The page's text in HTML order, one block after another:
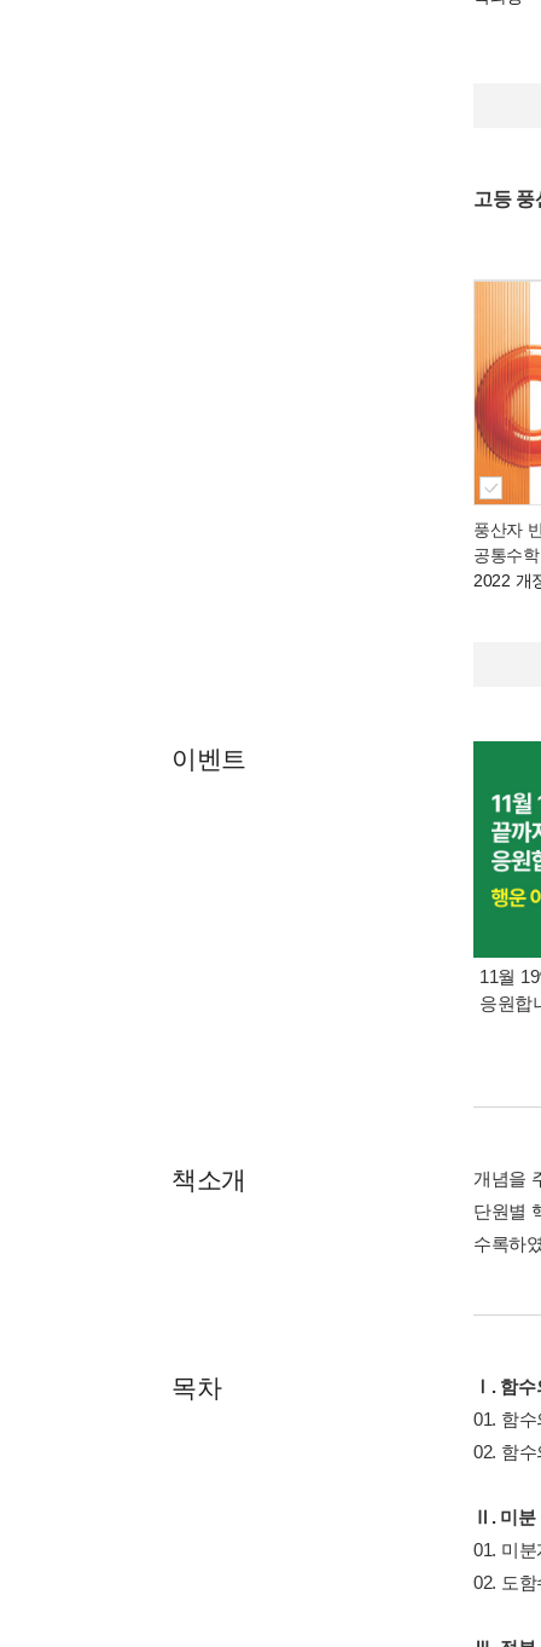
고등 풍
풍산자
공통수
2022 개
이벤트
11월
응원합
책소개
개념을
단원별
수록하
목차
Ⅰ. 함수
01. 함
02. 함
Ⅱ. 미분
01. 미
02. 도